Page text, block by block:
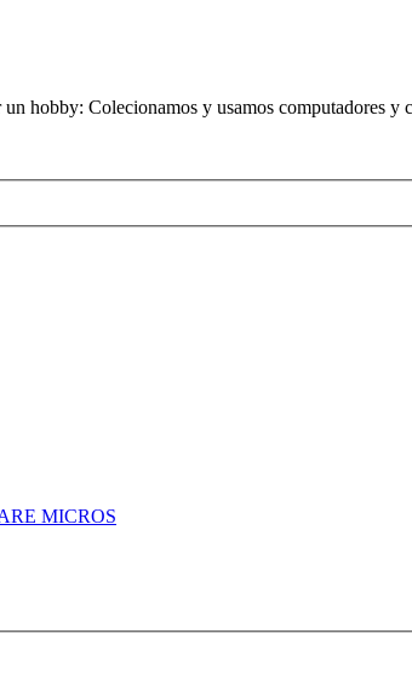
hobby: Colecionamos y usamos computadores y
MICROS